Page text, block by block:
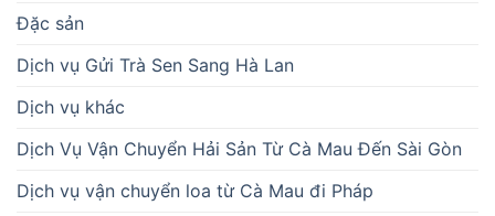
Đặc sản
Dịch vụ Gửi Trà Sen Sang Hà Lan
Dịch vụ khác
Dịch Vụ Vận Chuyển Hải Sản Từ Cà Mau Đến Sài Gòn
Dịch vụ vận chuyển loa từ Cà Mau đi Pháp